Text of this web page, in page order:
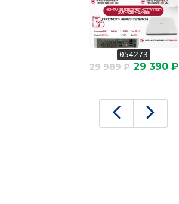
054273
29 989 ₽ 29 390 ₽